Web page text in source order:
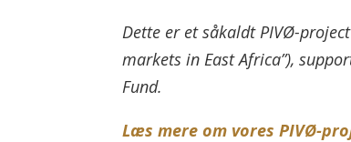
Dette er et såkaldt PIVØ-
markets in East Africa”),
Fund.
Læs mere om vores PIVØ-